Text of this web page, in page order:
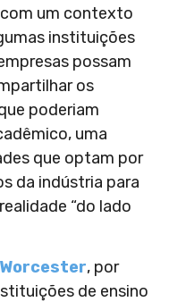
com um contexto
instituições
possam
os
poderiam
uma
que optam por
da indústria para
“do lado
, por
de ensino